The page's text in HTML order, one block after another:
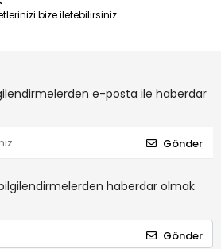
bize iletebilirsiniz.
e-posta ile haberdar
Gönder
haberdar olmak
Gönder